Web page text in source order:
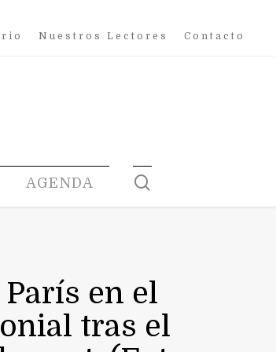
Nuestros Lectores Contacto
AGENDA
en el
tras el